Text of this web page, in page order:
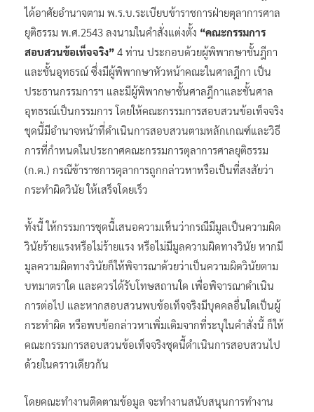
ได้อาศัยอำนาจตาม พ.ร.บ.ระเบียบข้าราชการฝ่ายตุลาการศาล
ยุติธรรม พ.ศ.2543 ลงนามในคำสั่งแต่งตั้ง “คณะกรรมการ
สอบสวนข้อเท็จจริง” 4 ท่าน ประกอบด้วยผู้พิพากษาชั้นฎีกา
และชั้นอุทธรณ์ ซึ่งมีผู้พิพากษาหัวหน้าคณะในศาลฎีกา เป็น
ประธานกรรมการฯ และมีผู้พิพากษาชั้นศาลฎีกาและชั้นศาล
อุทธรณ์เป็นกรรมการ โดยให้คณะกรรมการสอบสวนข้อเท็จจริง
ชุดนี้มีอำนาจหน้าที่ดำเนินการสอบสวนตามหลักเกณฑ์และวิธี
การที่กำหนดในประกาศคณะกรรมการตุลาการศาลยุติธรรม
(ก.ต.) กรณีข้าราชการตุลาการถูกกล่าวหาหรือเป็นที่สงสัยว่า
กระทำผิดวินัย ให้เสร็จโดยเร็ว
ทั้งนี้ ให้กรรมการชุดนี้เสนอความเห็นว่ากรณีมีมูลเป็นความผิด
วินัยร้ายแรงหรือไม่ร้ายแรง หรือไม่มีมูลความผิดทางวินัย หากมี
มูลความผิดทางวินัยก็ให้พิจารณาด้วยว่าเป็นความผิดวินัยตาม
บทมาตราใด และควรได้รับโทษสถานใด เพื่อพิจารณาดำเนิน
การต่อไป และหากสอบสวนพบข้อเท็จจริงมีบุคคลอื่นใดเป็นผู้
กระทำผิด หรือพบข้อกล่าวหาเพิ่มเติมจากที่ระบุในคำสั่งนี้ ก็ให้
คณะกรรมการสอบสวนข้อเท็จจริงชุดนี้ดำเนินการสอบสวนไป
ด้วยในคราวเดียวกัน
โดยคณะทำงานติดตามข้อมูล จะทำงานสนับสนุนการทำงาน